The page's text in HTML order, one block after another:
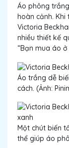
Áo phông
hoàn cảnh.
Victoria
nhiều thiết kế
“Bạn mua áo
Áo trắng dễ
cách. (Ảnh:
Một chút biến
thể giúp áo